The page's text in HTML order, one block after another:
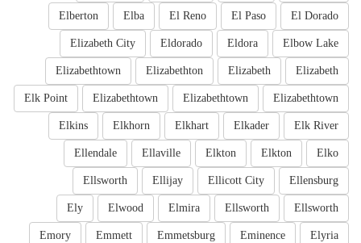
El Dorado
El Paso
El Reno
Elba
Elberton
Elbow Lake
Eldora
Eldorado
Elizabeth City
Elizabeth
Elizabeth
Elizabethton
Elizabethtown
Elizabethtown
Elizabethtown
Elizabethtown
Elk Point
Elk River
Elkader
Elkhart
Elkhorn
Elkins
Elko
Elkton
Elkton
Ellaville
Ellendale
Ellensburg
Ellicott City
Ellijay
Ellsworth
Ellsworth
Ellsworth
Elmira
Elwood
Ely
Elyria
Eminence
Emmetsburg
Emmett
Emory